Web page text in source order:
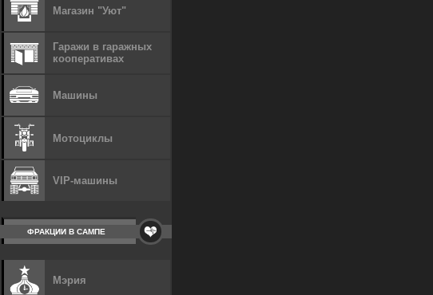
Магазин "Уют"
Гаражи в гаражных
кооперативах
Машины
Мотоциклы
VIP-машины
ФРАКЦИИ В САМПЕ
Мэрия